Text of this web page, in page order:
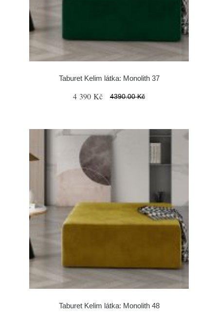
Taburet Kelim látka: Monolith 37
4 390 Kč 4390.00 Kč
Taburet Kelim látka: Monolith 48